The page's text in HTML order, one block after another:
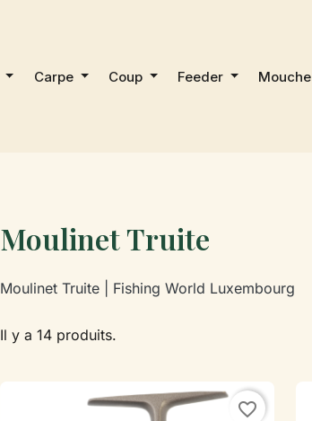
Carpe Coup Feeder Mouche
Moulinet Truite
Moulinet Truite | Fishing World Luxembourg
Il y a 14 produits.
favorite_border